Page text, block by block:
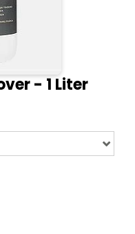
- 1 Liter